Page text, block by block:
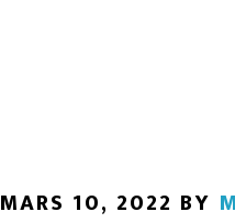
MARS 10, 2022 BY